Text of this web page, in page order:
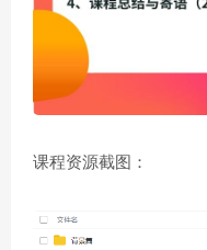
课程资源截图：